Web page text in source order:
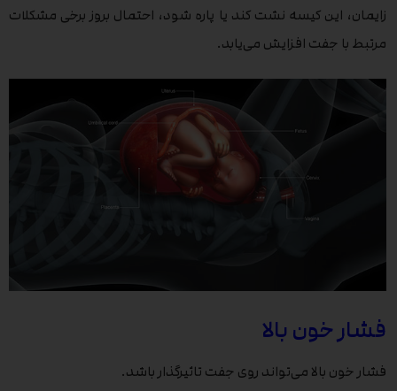
زایمان، این کیسه نشت کند یا پاره شود، احتمال بروز برخی مشکلات
مرتبط با جفت افزایش می‌یابد.
فشار خون بالا
فشار خون بالا می‌تواند روی جفت تاثیرگذار باشد.